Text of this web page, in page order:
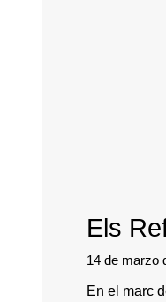
Els
14 de marzo
En el marc